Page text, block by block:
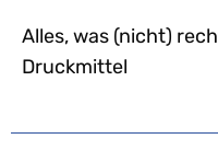
Alles, was (nicht)
Druckmittel